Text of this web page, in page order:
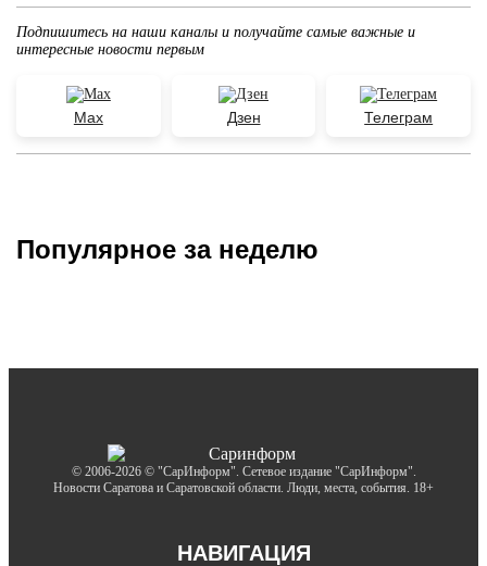
Подпишитесь на наши каналы и получайте самые важные и
интересные новости первым
Max Дзен Телеграм
Популярное за неделю
© 2006-2026 © "СарИнформ". Сетевое издание "СарИнформ".
Новости Саратова и Саратовской области. Люди, места, события. 18+
НАВИГАЦИЯ